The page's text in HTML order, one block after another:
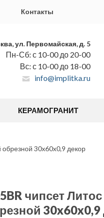
Контакты
ул. Первомайская, д. 5
Пн-Сб: с 10-00 до 20-00
Вс: с 10-00 до 18-00
info@implitka.ru
КЕРАМОГРАНИТ
30x60x0,9 декор
чипсет
30x60x0,9